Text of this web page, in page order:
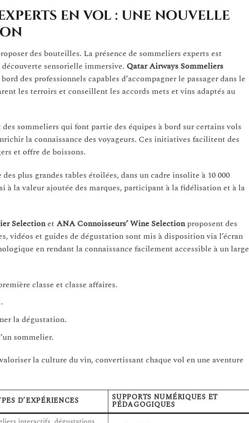
en vol : une nouvelle
des bouteilles. La présence de sommeliers experts est
sensorielle immersive. Qatar Airways Sommeliers
des professionnels capables d’accompagner le passager dans le
les terroirs et conseillent les accords mets et vins adaptés au
sommeliers qui font partie des équipes à bord sur certains vols
la connaissance des voyageurs. Ces initiatives facilitent des
et offre de boissons.
plus grandes tables étoilées, dans un cadre insolite à 10 000
la valeur ajoutée des marques, participant à la fidélisation et à la
Selectionet ANA Connoisseurs’ Wine Selectionproposent des
vidéos et guides de dégustation sont mis à disposition via l’écran
en rendant la connaissance facilement accessible à un large
classe et classe affaires.
la dégustation.
sommelier.
la culture du vin, convertissant chaque vol en une aventure
D’EXPÉRIENCES SUPPORTS NUMÉRIQUES ET
PÉDAGOGIQUES